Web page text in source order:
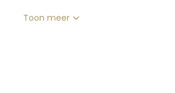
Materiaal: 100% polyester
Toon meer